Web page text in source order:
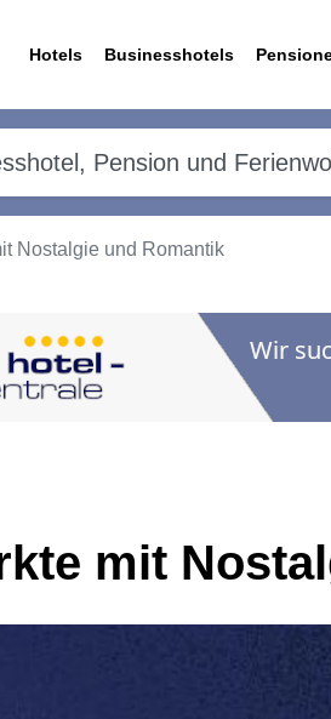
Hotels Businesshotels
Nostalgie und Romantik
mit